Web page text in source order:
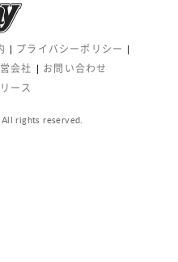
プライバシーポリシー
会社
お問い合わせ
ース
rights reserved.